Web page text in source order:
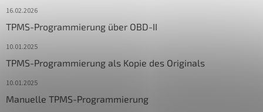
16.02.2026
TPMS-Programmierung über OBD-II
10.01.2025
TPMS-Programmierung als Kopie des Originals
10.01.2025
Manuelle TPMS-Programmierung